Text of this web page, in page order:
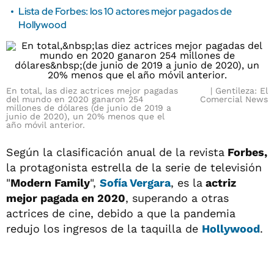
Lista de Forbes: los 10 actores mejor pagados de
Hollywood
En total, las diez actrices mejor pagadas
del mundo en 2020 ganaron 254
millones de dólares (de junio de 2019 a
junio de 2020), un 20% menos que el
año móvil anterior.
Gentileza: El
Comercial News
Según la clasificación anual de la revista Forbes,
la protagonista estrella de la serie de televisión
"Modern Family", Sofía Vergara, es la actriz
mejor pagada en 2020, superando a otras
actrices de cine, debido a que la pandemia
redujo los ingresos de la taquilla de Hollywood.